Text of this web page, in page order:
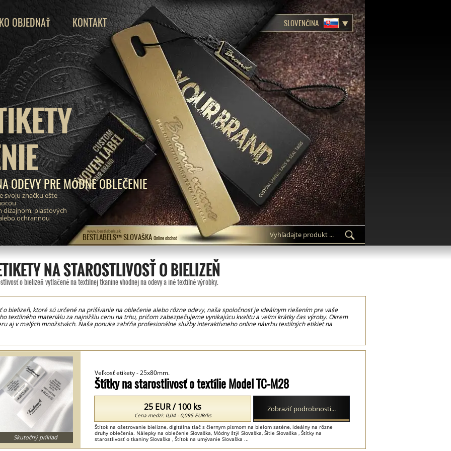
BESTLABELS™ SLOVAŠKA Online obchod
www.bestlabels.sk
ODEVY PRE MÓDNE OBLEČENIE
svoju značku ešte
dizajnom, plastových
ochrannou
OBJEDNAŤ KONTAKT SLOVENČINA
NA STAROSTLIVOSŤ O BIELIZEŇ
o bielizeň vytlačené na textilnej tkanine vhodnej na odevy a iné textilné výrobky.
bielizeň, ktoré sú určené na prišívanie na oblečenie alebo rôzne odevy, naša spoločnosť je ideálnym riešením pre vaše
textilného materiálu za najnižšiu cenu na trhu, pričom zabezpečujeme vynikajúcu kvalitu a veľmi krátky čas výroby. Okrem
aj v malých množstvách. Naša ponuka zahŕňa profesionálne služby interaktívneho online návrhu textilných etikiet na
a ošetrovania, pokyny na údržbu, materiálové zloženie, logo alebo názov značky, čiarový kód či QR kód. Všetko je možné
dielni sú tieto štítky dodávané už nastrihané podľa zadaných rozmerov. Proces strihania za tepla je realizovaný špeciálnym
látka na strihaných okrajoch neuvoľňuje, čím ušetríte čas potrebný na strihanie z roliek. Na výrobu týchto textilných etikiet
ktoré zabezpečujú vysokú kvalitu tlače s veľmi jasnými detailmi. Etikety so značkami prania a údajmi o materiálovom
sa široko používajú v módnom priemysle na dámske a pánske odevy alebo rôzne odevné doplnky. Môžu sa tiež aplikovať
bielizeň, koberce, tašky či batohy.
Štítky na starostlivosť o textílie Model TC-M28
Veľkosť etikety - 25x80mm.
Štítok na ošetrovanie bielizne, digitálna tlač s čiernym písmom na bielom saténe, ideálny na rôzne
druhy oblečenia. Nálepky na oblečenie Slovaška, Módny štýl Slovaška, Šitie Slovaška , Štítky na
starostlivosť o tkaniny Slovaška , Štítok na umývanie Slovaška ...
25 EUR / 100 ks
Cena medzi: 0,04 - 0,095 EUR/ks
Zobraziť podrobnosti...
Skutočný príklad